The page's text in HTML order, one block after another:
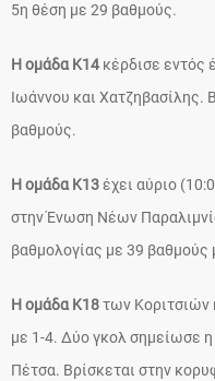
5η θέση με 29 βαθμούς.
Η ομάδα Κ14 κέρδισε εντός
Ιωάννου και Χατζηβασίλης.
βαθμούς.
Η ομάδα Κ13έχει αύριο
στην Ένωση Νέων
βαθμολογίας με 39 βαθμούς
Η ομάδα Κ18των Κοριτσιών
με 1-4. Δύο γκολ σημείωσε η
Πέτσα. Βρίσκεται στην